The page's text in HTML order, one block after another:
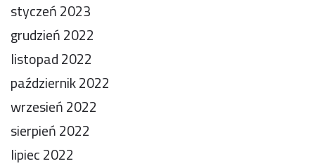
styczeń 2023
grudzień 2022
listopad 2022
październik 2022
wrzesień 2022
sierpień 2022
lipiec 2022